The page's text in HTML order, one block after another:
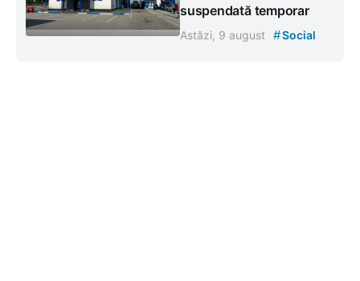
suspendată temporar
Astăzi, 9 august #Social